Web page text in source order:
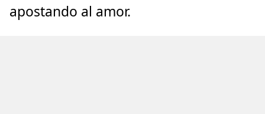
apostando al amor.